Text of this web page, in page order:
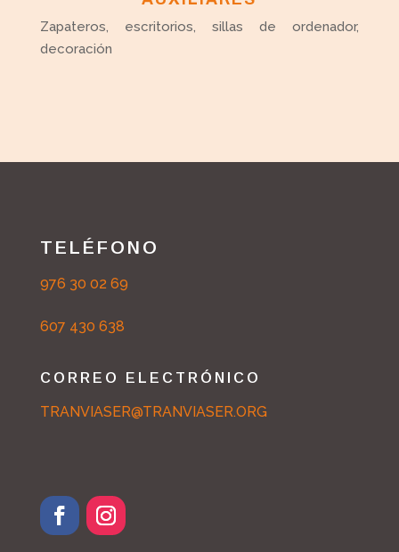
Zapateros, escritorios, sillas de ordenador,
decoración
TELÉFONO
976 30 02 69
607 430 638
CORREO ELECTRÓNICO
TRANVIASER@TRANVIASER.ORG